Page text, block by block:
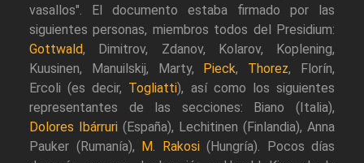
vasallos". El documento estaba firmado por las
siguientes personas, miembros todos del Presidium:
Gottwald, Dimitrov, Zdanov, Kolarov, Koplening,
Kuusinen, Manuilskij, Marty, Pieck, Thorez, Florín,
Ercoli (es decir, Togliatti), así como los siguientes
representantes de las secciones: Biano (Italia),
Dolores Ibárruri (España), Lechitinen (Finlandia), Anna
Pauker (Rumanía), M. Rakosi(Hungría). Pocos días